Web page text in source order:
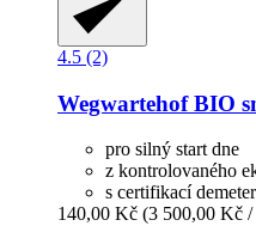
4.5 (2)
WegwartehofBIO
pro silný start dne
z kontrolovaného
s certifikací demeter
140,00 Kč (3 500,00 Kč